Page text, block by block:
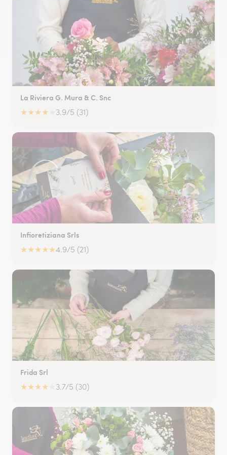
La Riviera G. Mura & C. Snc
★★★★ 3.9/5 (31)
Infioretiziana Srls
★★★★★4.9/5 (21)
Frida Srl
★★★★ 3.7/5 (30)